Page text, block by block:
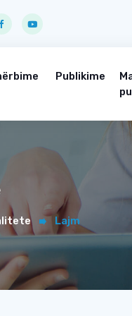
Publikime
Lajm